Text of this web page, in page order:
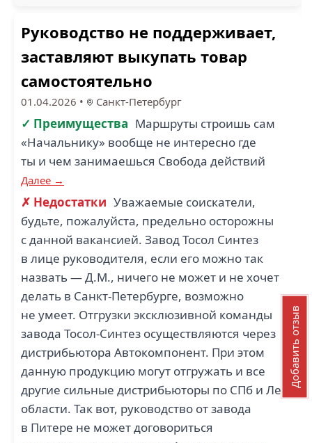
Руководство не поддерживает,
заставляют выкупать товар
самостоятельно
01.04.2026 • Санкт-Петербург
✓ Преимущества Маршруты строишь сам
«Начальнику» вообще не интересно где
ты и чем занимаешься Свобода действий
Далее →
✗ Недостатки Уважаемые соискатели,
будьте, пожалуйста, предельно осторожны
с данной вакансией. Завод Тосол Синтез
в лице руководителя, если его можно так
назвать — Д.М., ничего не может и не хочет
делать в Санкт-Петербурге, возможно
не умеет. Отгрузки эксклюзивной команды
завода Тосол-Синтез осуществляются через
дистрибьютора Автокомпонент. При этом
данную продукцию могут отгружать и все
другие сильные дистрибьюторы по СПб и Лен
области. Так вот, руководство от завода
в Питере не может договориться
Добавить отзыв